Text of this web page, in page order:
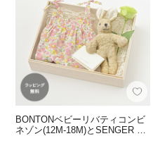
BONTONベビーリバティコンビ
ネゾン(12M-18M)とSENGER …